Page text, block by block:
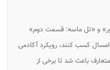
و «تل ماسه: قسمت دوم»
کسب کنند، رویکرد آکادمی
باعث شد تا برخی از